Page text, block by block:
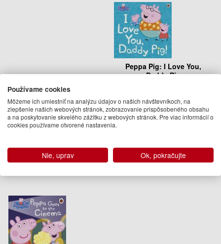
Peppa Pig: I Love You,
Daddy Pig
9.50 €
02.05.2019
(predobjednávka)
Používame cookies
Môžeme ich umiestniť na analýzu údajov o našich návštevníkoch, na
zlepšenie našich webových stránok, zobrazovanie prispôsobeného obsahu
a na poskytovanie skvelého zážitku z webových stránok. Pre viac informácií o
cookies používame otvorené nastavenia.
Nie, uprav Ok, pokračujte